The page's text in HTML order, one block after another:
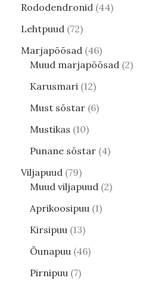
Rododendronid 44
Lehtpuud 72
Marjapõõsad 46
Muud marjapõõsad 2
Karusmari 12
Must sõstar 6
Mustikas 10
Punane sõstar 4
Viljapuud 79
Muud viljapuud 2
Aprikoosipuu 1
Kirsipuu 13
Õunapuu 46
Pirnipuu 7